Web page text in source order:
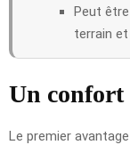
Peut
terrain et
Un confort
Le premier